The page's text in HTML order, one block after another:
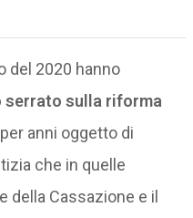
del 2020 hanno
sulla riforma
anni oggetto di
che in quelle
della Cassazione e il